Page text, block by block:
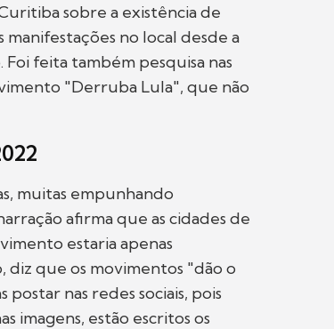
sobre a existência de
no local desde a
feita também pesquisa nas
"Derruba Lula", que não
muitas empunhando
afirma que as cidades de
estaria apenas
que os movimentos "dão o
nas redes sociais, pois
imagens, estão escritos os